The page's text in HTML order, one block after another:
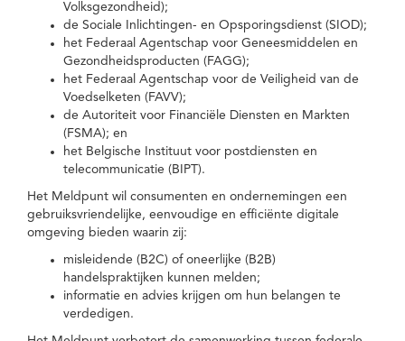
Volksgezondheid);
de Sociale Inlichtingen- en Opsporingsdienst (SIOD);
het Federaal Agentschap voor Geneesmiddelen en
Gezondheidsproducten (FAGG);
het Federaal Agentschap voor de Veiligheid van de
Voedselketen (FAVV);
de Autoriteit voor Financiële Diensten en Markten
(FSMA); en
het Belgische Instituut voor postdiensten en
telecommunicatie (BIPT).
Het Meldpunt wil consumenten en ondernemingen een
gebruiksvriendelijke, eenvoudige en efficiënte digitale
omgeving bieden waarin zij:
misleidende (B2C) of oneerlijke (B2B)
handelspraktijken kunnen melden;
informatie en advies krijgen om hun belangen te
verdedigen.